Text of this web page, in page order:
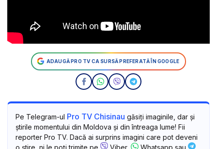
ADAUGĂ PRO TV CA SURSĂ PREFERATĂ ÎN GOOGLE
Pe Telegram-ul Pro TV Chisinau găsiți imaginile, dar și
știrile momentului din Moldova și din întreaga lume! Fii
reporter Pro TV. Dacă ai surprins imagini care pot deveni
o știre, ni le poți trimite pe
Viber,
Whatsapp sau